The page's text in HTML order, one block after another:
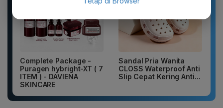
Complete Package -
Puragen hybright-XT ( 7
ITEM ) - DAVIENA
SKINCARE
Sandal Pria Wanita
CLOSS Waterproof Anti
Slip Cepat Kering Anti...